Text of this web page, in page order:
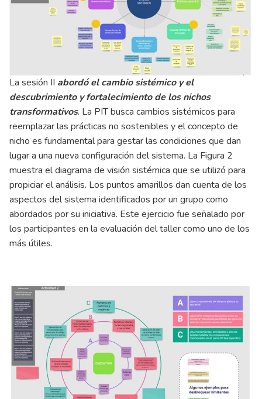
La sesión II abordó el cambio sistémico y el
descubrimiento y fortalecimiento de los nichos
transformativos. La PIT busca cambios sistémicos para
reemplazar las prácticas no sostenibles y el concepto de
nicho es fundamental para gestar las condiciones que dan
lugar a una nueva configuración del sistema. La Figura 2
muestra el diagrama de visión sistémica que se utilizó para
propiciar el análisis. Los puntos amarillos dan cuenta de los
aspectos del sistema identificados por un grupo como
abordados por su iniciativa. Este ejercicio fue señalado por
los participantes en la evaluación del taller como uno de los
más útiles.